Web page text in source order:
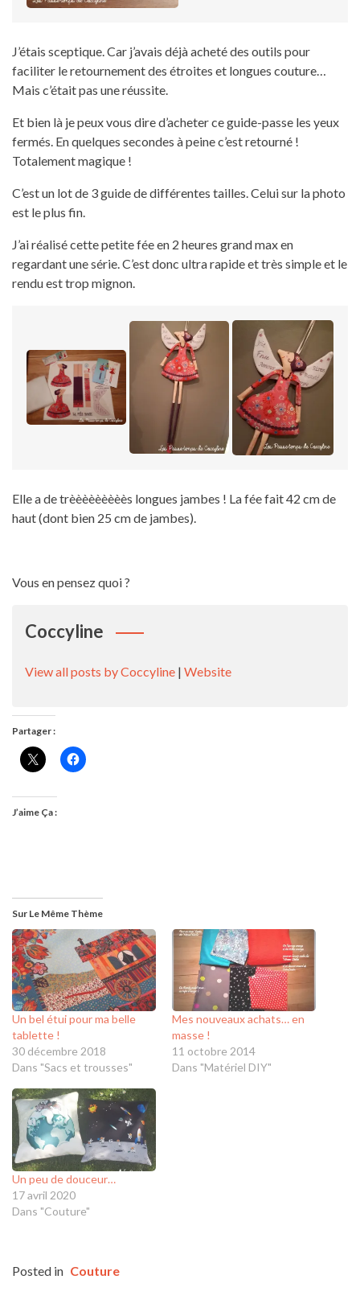
J’étais sceptique. Car j’avais déjà acheté des outils pour
faciliter le retournement des étroites et longues couture…
Mais c’était pas une réussite.
Et bien là je peux vous dire d’acheter ce guide-passe les yeux
fermés. En quelques secondes à peine c’est retourné !
Totalement magique !
C’est un lot de 3 guide de différentes tailles. Celui sur la photo
est le plus fin.
J’ai réalisé cette petite fée en 2 heures grand max en
regardant une série. C’est donc ultra rapide et très simple et le
rendu est trop mignon.
Elle a de trèèèèèèèèès longues jambes ! La fée fait 42 cm de
haut (dont bien 25 cm de jambes).
Vous en pensez quoi ?
Coccyline
View all posts by Coccyline | Website
Partager :
J’aime Ça :
Sur Le Même Thème
Un bel étui pour ma belle
tablette !
30 décembre 2018
Dans "Sacs et trousses"
Mes nouveaux achats… en
masse !
11 octobre 2014
Dans "Matériel DIY"
Un peu de douceur…
17 avril 2020
Dans "Couture"
Posted in Couture